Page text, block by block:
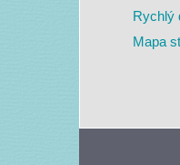
Rychlý
Mapa